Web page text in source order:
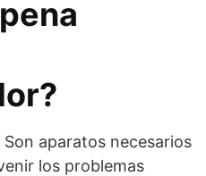
aparatos necesarios
los problemas